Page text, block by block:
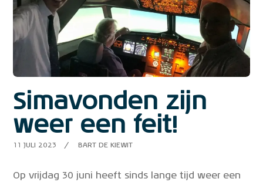
Simavonden zijn
weer een feit!
11 JULI 2023 BART DE KIEWIT
Op vrijdag 30 juni heeft sinds lange tijd weer een